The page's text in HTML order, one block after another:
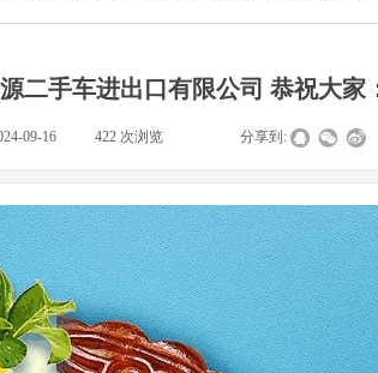
二手车进出口有限公司 恭祝大家
09-16 422 次浏览 分享到: